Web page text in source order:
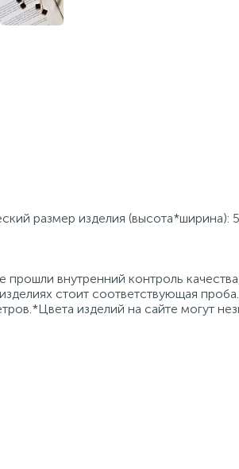
размер изделия (высота*ширина):
внутренний контроль
стоит соответствующая
изделий на сайте могут